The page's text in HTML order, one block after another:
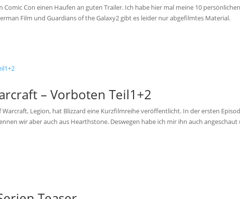
Comic Con einen Haufen an guten Trailer. Ich habe hier mal meine 10 persönlichen
Film und Guardians of the Galaxy2 gibt es leider nur abgefilmtes Material.
– Vorboten Teil1+2
Legion, hat Blizzard eine Kurzfilmreihe veröffentlicht. In der ersten
wir aber auch aus Hearthstone. Deswegen habe ich mir ihn auch angeschaut